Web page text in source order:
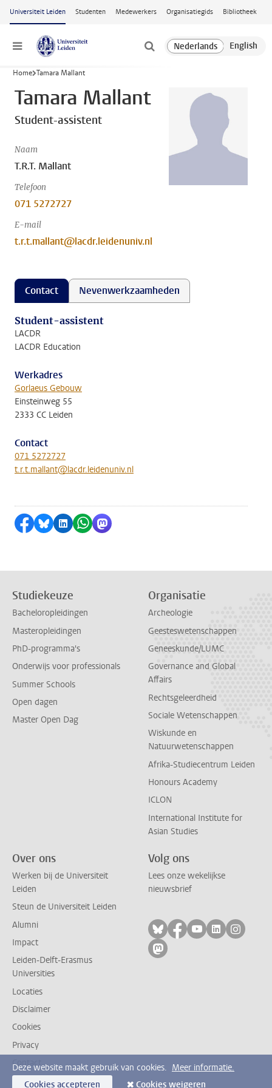
Ga naar hoofdinhoud
Universiteit Leiden Studenten Medewerkers Organisatiegids Bibliotheek
Menu
Home Tamara Mallant
Tamara Mallant
Student-assistent
Naam
T.R.T. Mallant
Telefoon
071 5272727
E-mail
t.r.t.mallant@lacdr.leidenuniv.nl
Contact Nevenwerkzaamheden
Student-assistent
LACDR
LACDR Education
Werkadres
Gorlaeus Gebouw
Einsteinweg 55
2333 CC Leiden
Contact
071 5272727
t.r.t.mallant@lacdr.leidenuniv.nl
Delen op Facebook
Delen via Bluesky
Delen op LinkedIn
Delen via WhatsApp
Delen via Mastodon
Studiekeuze
Bacheloropleidingen
Masteropleidingen
PhD-programma's
Onderwijs voor professionals
Summer Schools
Open dagen
Master Open Dag
Organisatie
Archeologie
Geesteswetenschappen
Geneeskunde/LUMC
Governance and Global
Affairs
Rechtsgeleerdheid
Sociale Wetenschappen
Wiskunde en
Natuurwetenschappen
Afrika-Studiecentrum Leiden
Honours Academy
ICLON
International Institute for
Asian Studies
Over ons
Werken bij de Universiteit
Leiden
Steun de Universiteit Leiden
Alumni
Impact
Leiden-Delft-Erasmus
Universities
Locaties
Disclaimer
Cookies
Privacy
Contact
Volg ons
Lees onze wekelijkse
nieuwsbrief
Volg ons op bluesky
Volg ons op
Volg ons op
Volg ons
Volg
Volg ons op mastodon
Deze website maakt gebruik van cookies. Meer informatie.
Cookies accepteren
Cookies weigeren